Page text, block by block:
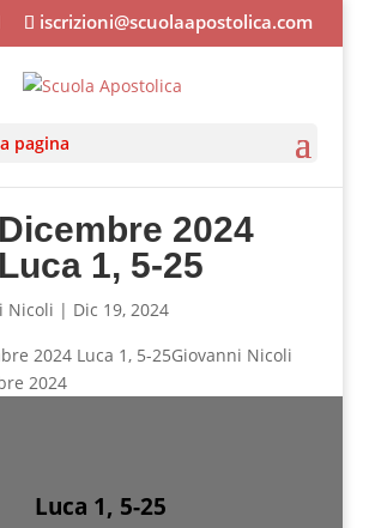
iscrizioni@scuolaapostolica.com
pagina
2024
Luca 1, 5-25
Nicoli | Dic 19, 2024
Giovanni Nicoli
2024
Luca 1, 5-25